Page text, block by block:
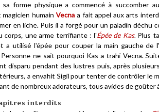
sa forme physique a commencé à succomber
magicien humain Vecnaa fait appel aux arts
en liche. Puis il a forgé pour un paladin déchu
corps, une arme terrifiante : l'Épée de Kas. Plus
a utilisé l'épée pour couper la main gauche de
Personne ne sait pourquoi Kas a trahi Vecna.
disparu pendant des lustres puis, après
a envahit Sigil pour tenter de contrôler le
de nombreux adorateurs, tous avides de goûter
interdits